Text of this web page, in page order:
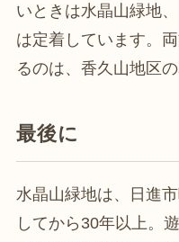
いときは水晶山緑地
は定着しています。
るのは、香久山地区
最後に
水晶山緑地は、日進
してから30年以上。